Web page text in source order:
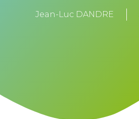
Jean-Luc DANDRE